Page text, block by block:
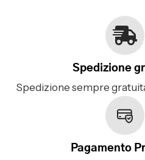
Spedizione
Spedizione sempre
Pagamento